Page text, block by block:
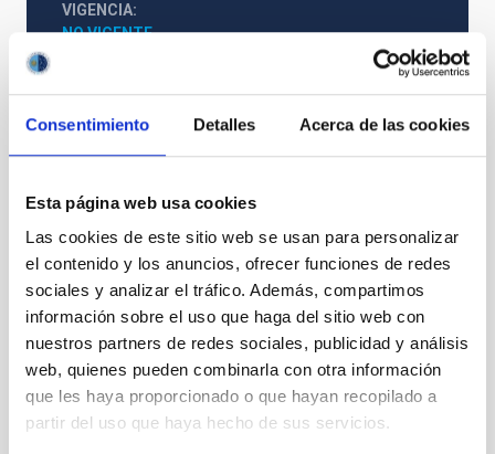
Consentimiento Detalles Acerca de las cookies
Esta página web usa cookies
Las cookies de este sitio web se usan para personalizar
el contenido y los anuncios, ofrecer funciones de redes
sociales y analizar el tráfico. Además, compartimos
información sobre el uso que haga del sitio web con
nuestros partners de redes sociales, publicidad y análisis
web, quienes pueden combinarla con otra información
que les haya proporcionado o que hayan recopilado a
partir del uso que haya hecho de sus servicios.
VIGENCIA
NO VIGENTE
TIPO DE FINANCIACIÓN
CONCEDIDA
Formación y Evolución de Galaxias (FYEG)